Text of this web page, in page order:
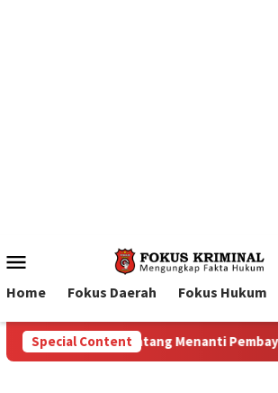
Menu
Home Fokus Daerah Fokus Hukum
Special Content
Lahan: Antara Dugaan Konspirasi dan